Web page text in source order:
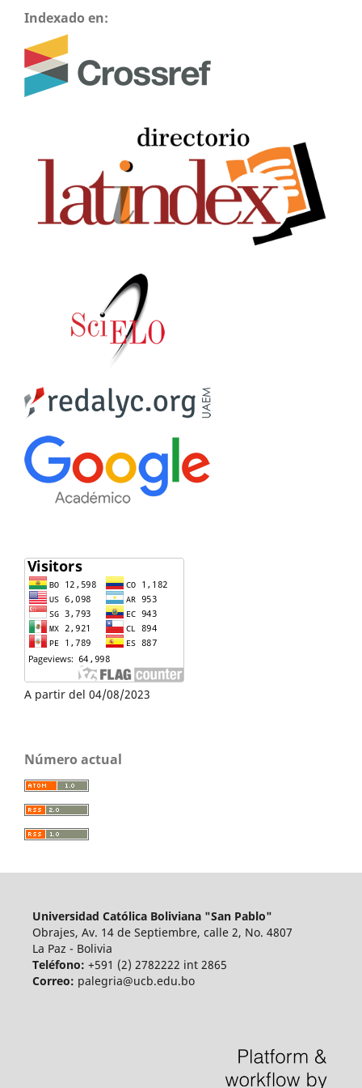
Indexado en:
A partir del 04/08/2023
Número actual
Universidad Católica Boliviana "San Pablo"
Obrajes, Av. 14 de Septiembre, calle 2, No. 4807
La Paz - Bolivia
Teléfono: +591 (2) 2782222 int 2865
Correo: palegria@ucb.edu.bo